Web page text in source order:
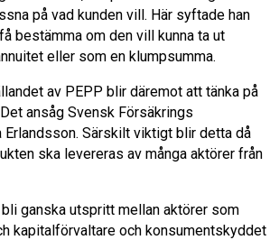
på vad kunden vill. Här syftade han
bestämma om den vill kunna ta ut
eller som en klumpsumma.
av PEPP blir däremot att tänka på
ansåg Svensk Försäkrings
Erlandsson. Särskilt viktigt blir detta då
ska levereras av många aktörer från
ganska utspritt mellan aktörer som
kapitalförvaltare och konsumentskyddet